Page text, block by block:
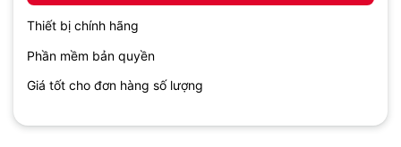
Thiết bị chính hãng
Phần mềm bản quyền
Giá tốt cho đơn hàng số lượng